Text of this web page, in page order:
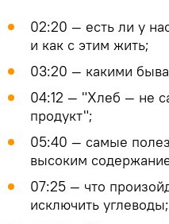
02:20 — есть ли у
и как с этим жить;
03:20 — какими
04:12 — "Хлеб — не
продукт";
05:40 — самые
высоким
07:25 — что
исключить углеводы;